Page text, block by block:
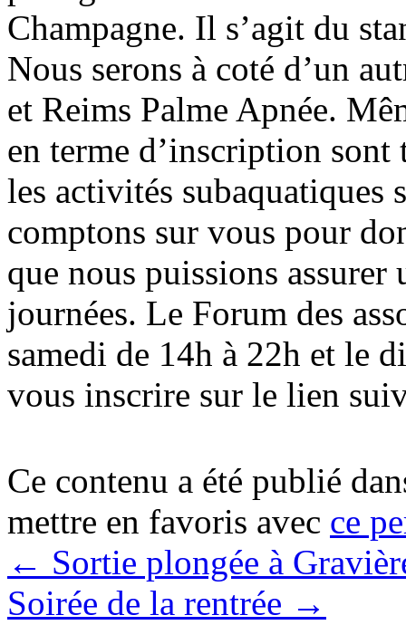
Champagne. Il s’agit du
Nous serons à coté d’un
et Reims Palme Apnée.
en terme d’inscription
les activités subaquatiques
comptons sur vous pour
que nous puissions assurer
journées. Le Forum des
samedi de 14h à 22h et le
vous inscrire sur le lien
Ce contenu a été publié
mettre en favoris avec ce
← Sortie plongée à
Soirée de la rentrée →